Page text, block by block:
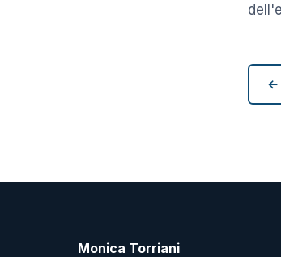
←
Monica Torriani